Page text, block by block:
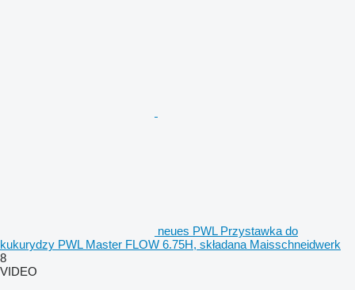
neues PWL Przystawka do
kukurydzy PWL Master FLOW 6.75H, składana Maisschneidwerk
8
VIDEO